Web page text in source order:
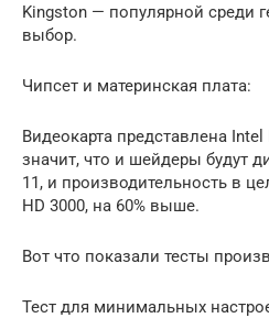
Kingston — популярной среди
выбор.
Чипсет и материнская плата:
Видеокарта представлена
значит, что и шейдеры будут
11, и производительность в
HD 3000, на 60% выше.
Вот что показали тесты
Тест для минимальных